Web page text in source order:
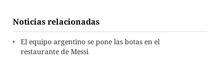
Noticias relacionadas
El equipo argentino se pone las botas en el
restaurante de Messi